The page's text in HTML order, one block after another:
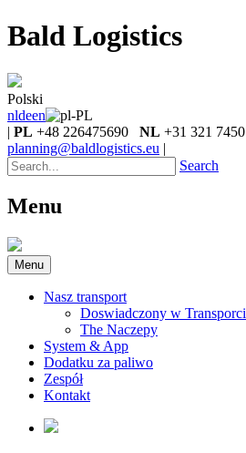
Bald Logistics
Polski
nldeen
| PL +48 226475690 NL +31 321
planning@baldlogistics.eu |
Search
Menu
Menu
Nasz transport
Doswiadczony w
The Naczepy
System & App
Dodatku za paliwo
Zespół
Kontakt